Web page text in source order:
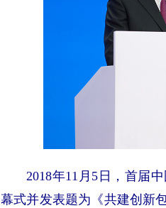
2018年11月5日，首届
幕式并发表题为《共建创新